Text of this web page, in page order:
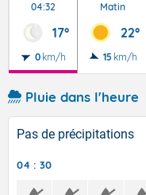
04:32
17°
0 km/h
Matin
22°
15 km/h
Pluie dans l'heure
Pas de précipitations
04 : 30